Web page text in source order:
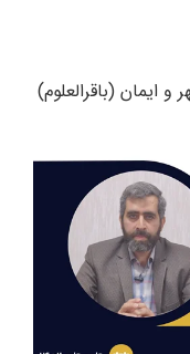
ایمان (باقرالعلوم)